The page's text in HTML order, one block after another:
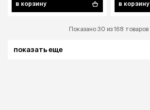
в корзину в корзину
Показано 30 из 168 товаров
показать еще